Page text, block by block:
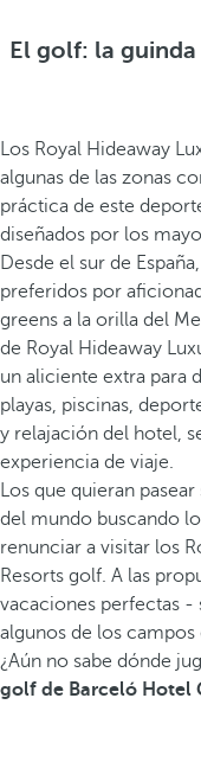
El golf: la
Los Royal Hideaway
algunas de las zonas
práctica de este
diseñados por los
Desde el sur de
preferidos por
greens a la orilla del
de Royal Hideaway
un aliciente extra para
playas, piscinas,
y relajación del hotel,
experiencia de viaje.
Los que quieran
del mundo buscando
renunciar a visitar los
Resorts golf. A las
vacaciones perfectas -
algunos de los
¿Aún no sabe dónde
golf de Barceló Hotel